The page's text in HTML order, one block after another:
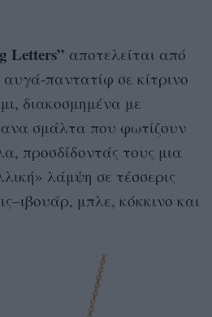
Letters” αποτελείται από
παντατίφ σε κίτρινο
διακοσμημένα με
σμάλτα που φωτίζουν
προσδίδοντάς τους μια
λάμψη σε τέσσερις
μπλε, κόκκινο και